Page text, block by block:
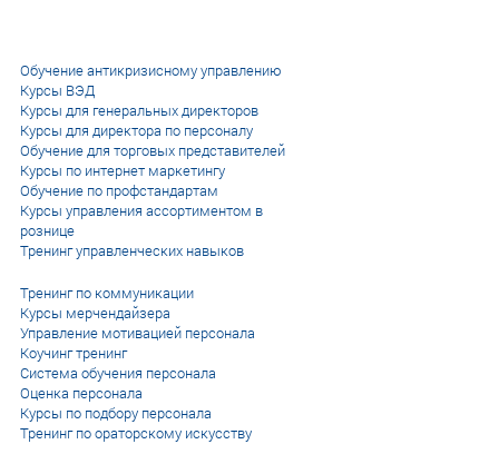
Обучение антикризисному управлению
Курсы ВЭД
Курсы для генеральных директоров
Курсы для директора по персоналу
Обучение для торговых представителей
Курсы по интернет маркетингу
Обучение по профстандартам
Курсы управления ассортиментом в
рознице
Тренинг управленческих навыков
Тренинг по коммуникации
Курсы мерчендайзера
Управление мотивацией персонала
Коучинг тренинг
Система обучения персонала
Оценка персонала
Курсы по подбору персонала
Тренинг по ораторскому искусству